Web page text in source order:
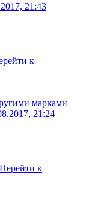
21:43
к
марками
21:24
Перейти к